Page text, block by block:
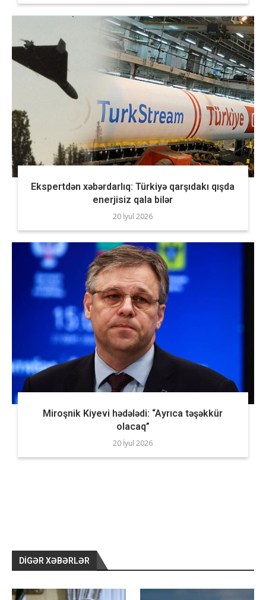
Ekspertdən xəbərdarlıq: Türkiyə qarşıdakı qışda
enerjisiz qala bilər
20 İyul 2026
Miroşnik Kiyevi hədələdi: “Ayrıca təşəkkür
olacaq”
20 İyul 2026
DIGƏR XƏBƏRLƏR